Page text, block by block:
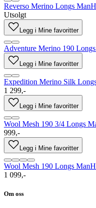
Reverso Merino Longs Man
Utsolgt
Legg i Mine favoritter
Adventure Merino 190
Legg i Mine favoritter
Expedition Merino Silk
1 299,-
Legg i Mine favoritter
Wool Mesh 190 3/4 Longs
999,-
Legg i Mine favoritter
Wool Mesh 190 Longs Man
1 099,-
Om oss